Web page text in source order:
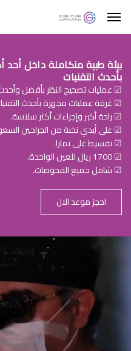
بيئة طبية متكاملة داخل
بأحدث التقنيات
☑ عمليات تصحيح النظر بأفضل وأحدث
☑ غرفة عمليات مجهزة بأحدث
☑ راحة أكبر وإجراءات أكثر سلاسة.
☑ على أيدي نخبة من الجراحين
☑ تقسيط على تمارا.
☑ 1700 ريال للعين الواحدة.
☑ شامل جميع الفحوصات.
احجز موعد الان